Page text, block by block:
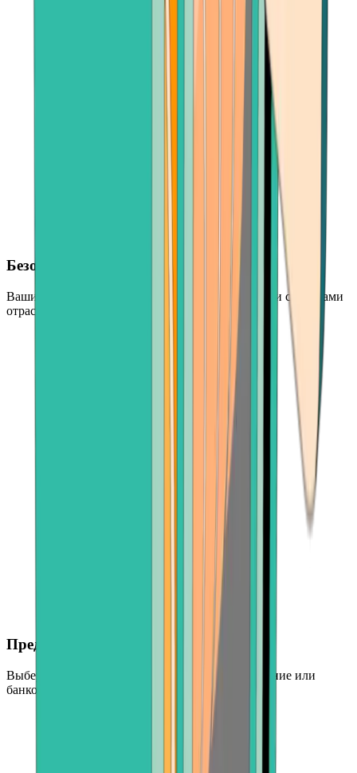
Безопасная оплата
Ваши средства защищены ведущими платежными системами
отрасли
Предпочтительный способ оплаты
Выберите кредитную карту, платежное приложение или
банковский счет